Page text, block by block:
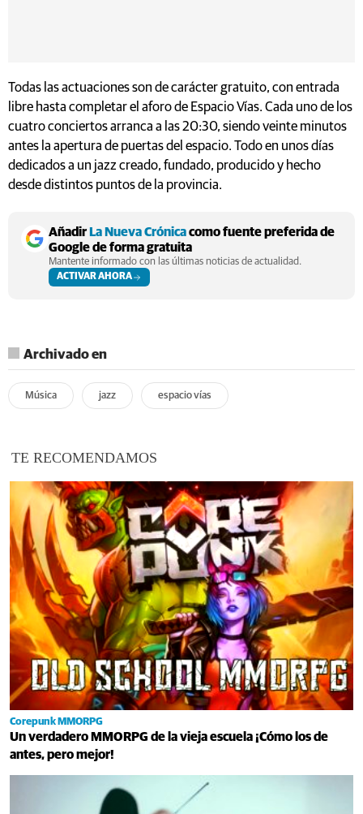
Todas las actuaciones son de carácter gratuito, con entrada
libre hasta completar el aforo de Espacio Vías. Cada uno de los
cuatro conciertos arranca a las 20:30, siendo veinte minutos
antes la apertura de puertas del espacio. Todo en unos días
dedicados a un jazz creado, fundado, producido y hecho
desde distintos puntos de la provincia.
Añadir La Nueva Crónicacomo fuente preferida de
Google de forma gratuita
Mantente informado con las últimas noticias de actualidad.
ACTIVAR AHORA
Archivado en
Música jazz espacio vías
TE RECOMENDAMOS
Corepunk MMORPG
Un verdadero MMORPG de la vieja escuela ¡Cómo los de
antes, pero mejor!